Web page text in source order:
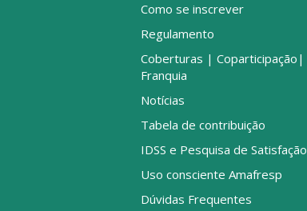
Como se inscrever
Regulamento
Coberturas | Coparticipação|
Franquia
Notícias
Tabela de contribuição
IDSS e Pesquisa de Satisfação
Uso consciente Amafresp
Dúvidas Frequentes